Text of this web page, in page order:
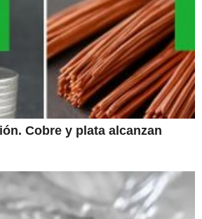
Cobre y plata alcanzan